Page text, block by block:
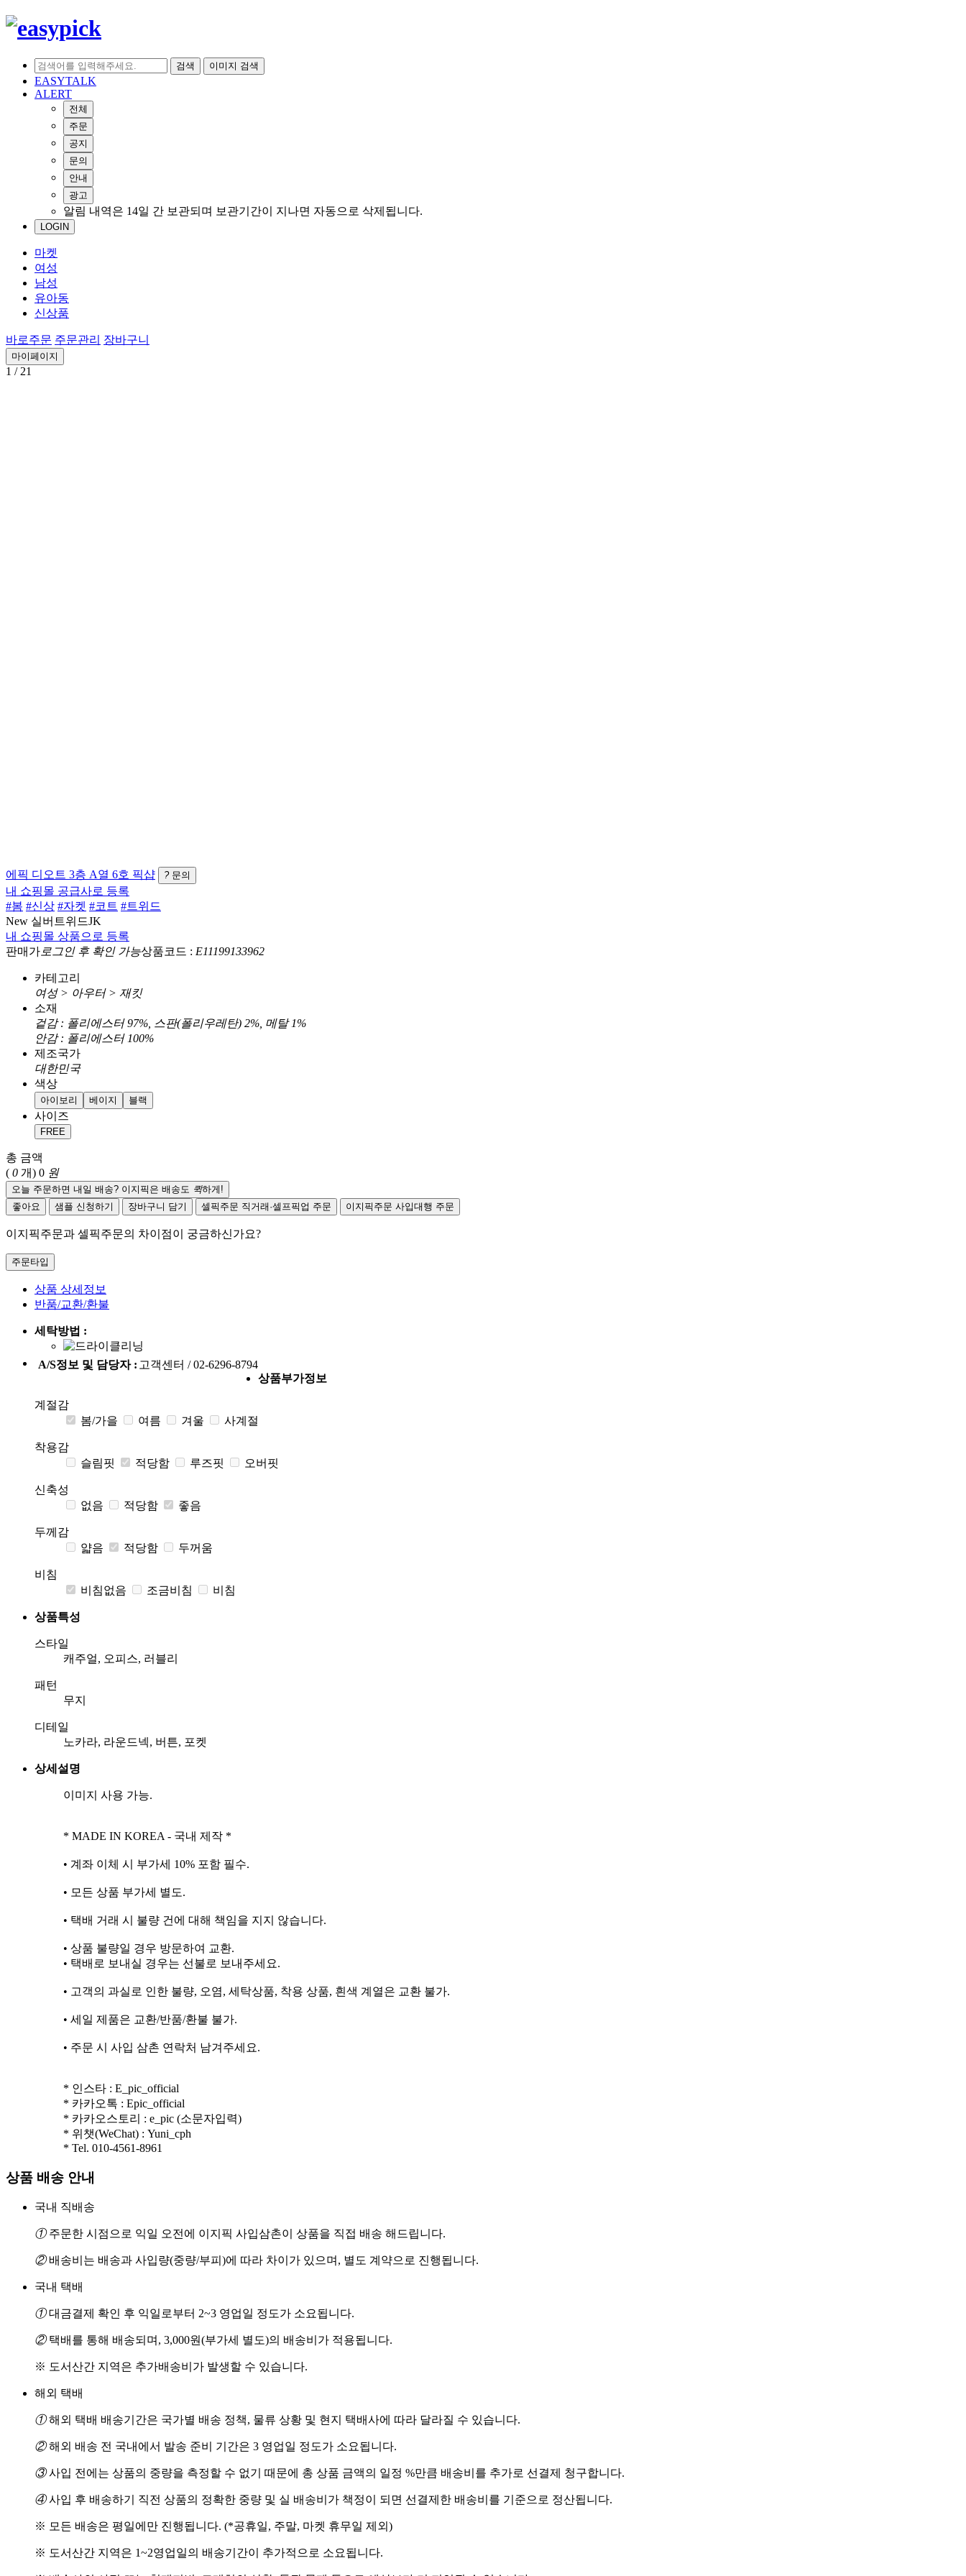
검색 이미지 검색
EASYTALK
ALERT
전체
주문
공지
문의
안내
광고
알림 내역은 14일 간 보관되며 보관기간이 지나면 자동으로 삭제됩니다.
LOGIN
마켓
여성
남성
유아동
신상품
바로주문 주문관리 장바구니
마이페이지
1 / 21
에픽 디오트 3층 A열 6호 픽샵 ? 문의
내 쇼핑몰 공급사로 등록
#봄 #신상 #자켓 #코트 #트위드
New 실버트위드JK
내 쇼핑몰 상품으로 등록
판매가 로그인 후 확인 가능상품코드 : E11199133962
카테고리
여성 > 아우터 > 재킷
소재
겉감 : 폴리에스터 97%, 스판(폴리우레탄) 2%, 메탈 1%
안감 : 폴리에스터 100%
제조국가
대한민국
색상
아이보리 베이지 블랙
사이즈
FREE
총 금액
( 0 개) 0 원
오늘 주문하면 내일 배송? 이지픽은 배송도 퀵하게!
좋아요
샘플 신청하기 장바구니 담기 셀픽주문 직거래·셀프픽업 주문 이지픽주문 사입대행 주문
이지픽주문과 셀픽주문의 차이점이 궁금하신가요?
주문타입
상품 상세정보
반품/교환/환불
세탁방법 :
A/S정보 및 담당자 : 고객센터 / 02-6296-8794
상품부가정보
계절감
봄/가을
여름 겨울 사계절
착용감
슬림핏
적당함 루즈핏 오버핏
신축성
없음
적당함 좋음
두께감
얇음
적당함 두꺼움
비침
비침없음
조금비침 비침
상품특성
스타일
캐주얼, 오피스, 러블리
패턴
무지
디테일
노카라, 라운드넥, 버튼, 포켓
상세설명
이미지 사용 가능.
* MADE IN KOREA - 국내 제작 *
• 계좌 이체 시 부가세 10% 포함 필수.
• 모든 상품 부가세 별도.
• 택배 거래 시 불량 건에 대해 책임을 지지 않습니다.
• 상품 불량일 경우 방문하여 교환.
• 택배로 보내실 경우는 선불로 보내주세요.
• 고객의 과실로 인한 불량, 오염, 세탁상품, 착용 상품, 흰색 계열은 교환 불가.
• 세일 제품은 교환/반품/환불 불가.
• 주문 시 사입 삼촌 연락처 남겨주세요.
* 인스타 : E_pic_official
* 카카오톡 : Epic_official
* 카카오스토리 : e_pic (소문자입력)
* 위챗(WeChat) : Yuni_cph
* Tel. 010-4561-8961
상품 배송 안내
국내 직배송
①주문한 시점으로 익일 오전에 이지픽 사입삼촌이 상품을 직접 배송 해드립니다.
②배송비는 배송과 사입량(중량/부피)에 따라 차이가 있으며, 별도 계약으로 진행됩니다.
국내 택배
①대금결제 확인 후 익일로부터 2~3 영업일 정도가 소요됩니다.
②택배를 통해 배송되며, 3,000원(부가세 별도)의 배송비가 적용됩니다.
※ 도서산간 지역은 추가배송비가 발생할 수 있습니다.
해외 택배
①해외 택배 배송기간은 국가별 배송 정책, 물류 상황 및 현지 택배사에 따라 달라질 수 있습니다.
②해외 배송 전 국내에서 발송 준비 기간은 3 영업일 정도가 소요됩니다.
③사입 전에는 상품의 중량을 측정할 수 없기 때문에 총 상품 금액의 일정 %만큼 배송비를 추가로 선결제 청구합니다.
④사입 후 배송하기 직전 상품의 정확한 중량 및 실 배송비가 책정이 되면 선결제한 배송비를 기준으로 정산됩니다.
※ 모든 배송은 평일에만 진행됩니다. (*공휴일, 주말, 마켓 휴무일 제외)
※ 도서산간 지역은 1~2영업일의 배송기간이 추가적으로 소요됩니다.